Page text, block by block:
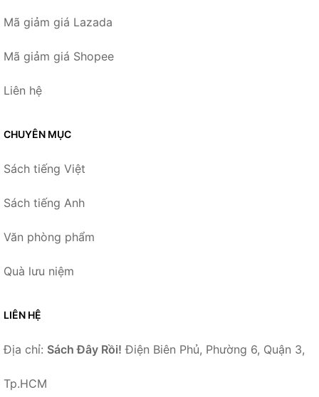
Mã giảm giá Lazada
Mã giảm giá Shopee
Liên hệ
CHUYÊN MỤC
Sách tiếng Việt
Sách tiếng Anh
Văn phòng phẩm
Quà lưu niệm
LIÊN HỆ
Địa chỉ: Sách Đây Rồi! Điện Biên Phủ, Phường 6, Quận 3,
Tp.HCM